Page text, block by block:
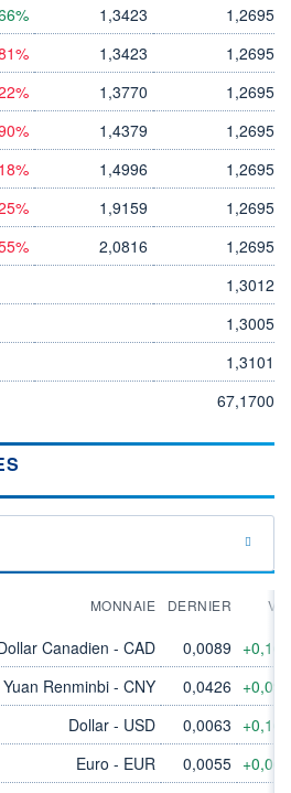
1,3423
1,2695
1,3423
1,2695
1,3770
1,2695
1,4379
1,2695
1,4996
1,2695
1,9159
1,2695
2,0816
1,2695
1,3012
1,3005
1,3101
67,1700
MONNAIE DERNIER
Canadien - CAD 0,0089
Yuan Renminbi - CNY 0,0426
Dollar - USD 0,0063
Euro - EUR 0,0055